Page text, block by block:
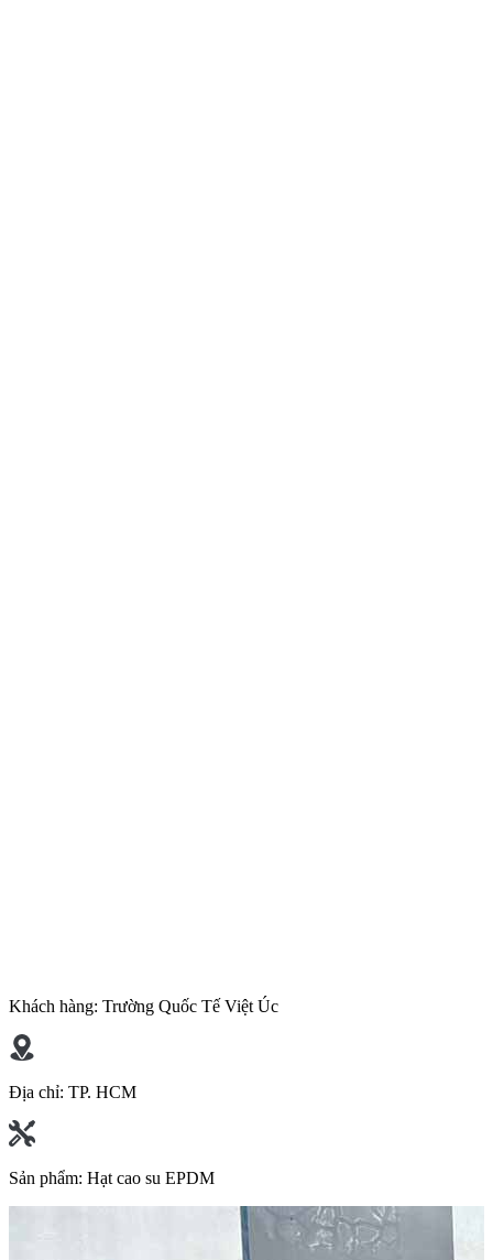
Khách hàng: Trường Quốc Tế Việt Úc
Địa chỉ: TP. HCM
Sản phẩm: Hạt cao su EPDM